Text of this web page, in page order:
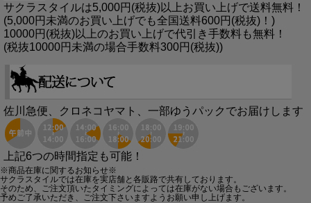
サクラスタイルは5,000円(税抜)以上お買い上げで送料無料！
(5,000円未満のお買い上げでも全国送料600円(税抜)！)
10000円(税抜)以上のお買い上げで代引き手数料も無料！
(税抜10000円未満の場合手数料300円(税抜))
佐川急便、クロネコヤマト、一部ゆうパックでお届けします
上記6つの時間指定も可能！
※商品在庫に関するお知らせ※
サクラスタイルでは在庫を実店舗と各販路で共有しております。
そのため、ご注文頂いたタイミングによっては在庫がない場合もございます。
予めご了承いただき、ご注文下さいますようお願い申し上げます。